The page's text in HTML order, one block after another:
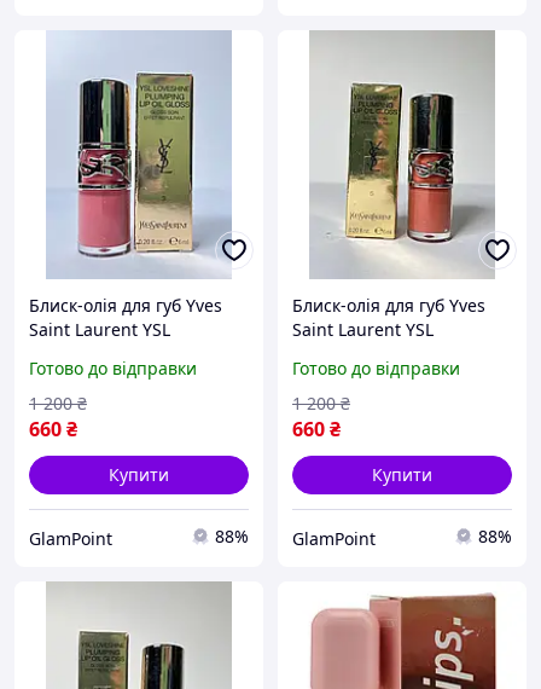
Блиск-олія для губ Yves
Saint Laurent YSL
#03
Готово до відправки
660₴
1 200 ₴
Купити
GlamPoint 88%
Блиск-олія для губ Yves
Saint Laurent YSL
#05
Готово до відправки
660₴
1 200 ₴
Купити
GlamPoint 88%